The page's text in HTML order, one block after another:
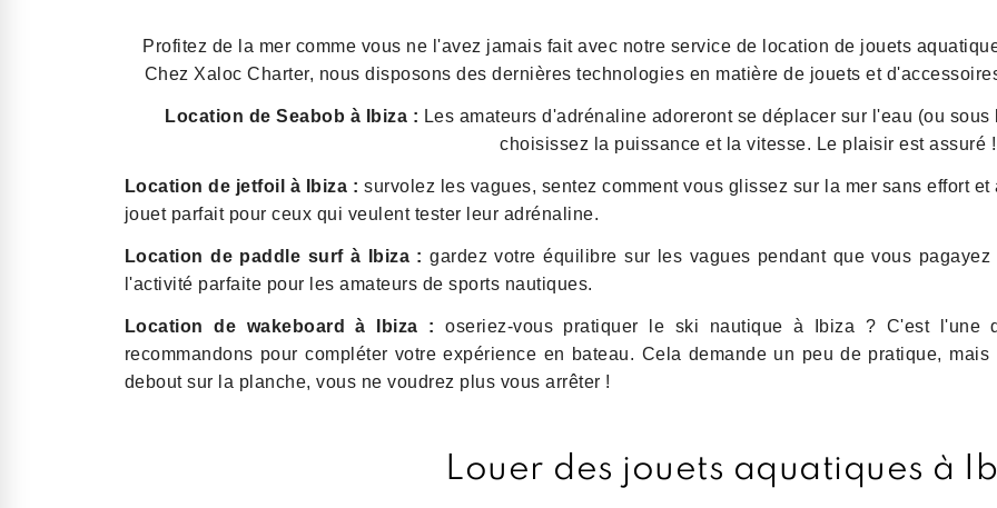
Profitez de la mer comme vous ne l'avez jamais fait avec notre service de location de jouets
Chez Xaloc Charter, nous disposons des dernières technologies en matière de jouets et
Location de Seabob à Ibiza : Les amateurs d'adrénaline adoreront se déplacer sur l'eau (ou
choisissez la puissance et la vitesse. Le plaisir est assuré !
Location de jetfoil à Ibiza :survolez les vagues, sentez comment vous glissez sur la mer sans effort
jouet parfait pour ceux qui veulent tester leur adrénaline.
Location de paddle surf à Ibiza : gardez votre équilibre sur les vagues pendant que vous
l'activité parfaite pour les amateurs de sports nautiques.
Location de wakeboard à Ibiza :oseriez-vous pratiquer le ski nautique à Ibiza ? C'est l'une
recommandons pour compléter votre expérience en bateau. Cela demande un peu de pratique,
debout sur la planche, vous ne voudrez plus vous arrêter !
Louer des jouets aquatiques à